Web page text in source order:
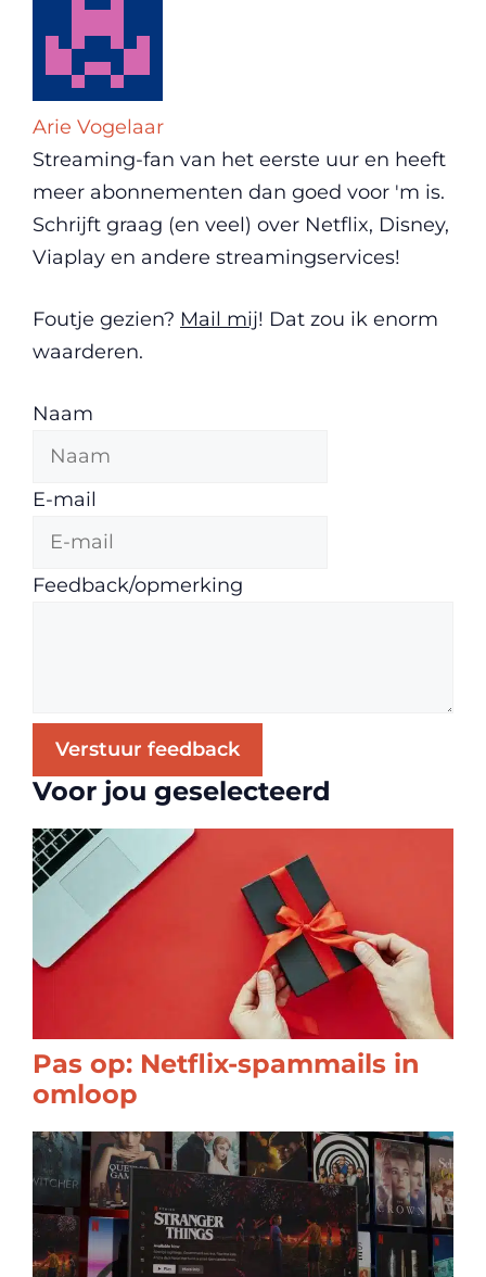
Arie Vogelaar
Streaming-fan van het eerste uur en heeft
meer abonnementen dan goed voor 'm is.
Schrijft graag (en veel) over Netflix, Disney,
Viaplay en andere streamingservices!
Foutje gezien? Mail mij! Dat zou ik enorm
waarderen.
Naam
E-mail
Feedback/opmerking
Verstuur feedback
Voor jou geselecteerd
Pas op: Netflix-spammails in
omloop